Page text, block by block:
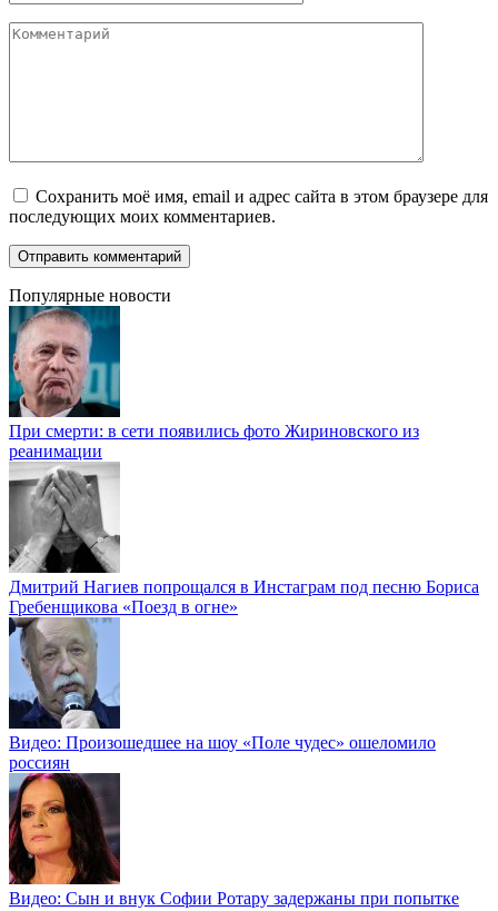
Комментарий
Сохранить моё имя, email и адрес сайта в этом браузере для
последующих моих комментариев.
Популярные новости
При смерти: в сети появились фото Жириновского из
реанимации
Дмитрий Нагиев попрощался в Инстаграм под песню Бориса
Гребенщикова «Поезд в огне»
Видео: Произошедшее на шоу «Поле чудес» ошеломило
россиян
Видео: Сын и внук Софии Ротару задержаны при попытке